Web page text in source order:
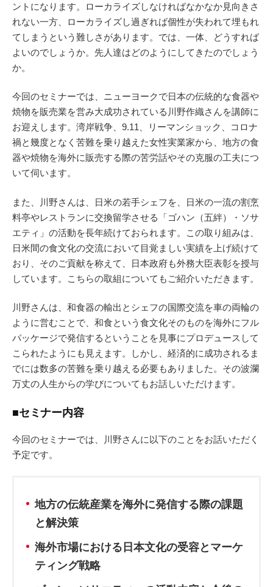
ントになります。ローカライズしなければなかなか見向きさ
れない一方、ローカライズし過ぎれば個性が失われて埋もれ
てしまうという難しさがあります。では、一体、どうすれば
よいのでしょうか。先人達はどのようにしてきたのでしょう
か。
今回のセミナーでは、ニューヨークで日本の伝統的な食器や
焼物を販売業を営み大成功されている川野作織さんを講師に
お迎えします。湾岸戦争、9.11、リーマンショック、コロナ
禍と幾度となく苦難を乗り越えた女性実業家から、地方の食
器や焼物を海外に販売する際の苦労話やその克服の工夫につ
いて伺います。
また、川野さんは、日米の若手シェフを、日米の一流の割烹
料亭やレストランに交換留学させる「ゴハン（五絆）・ソサ
エティ」の活動を長年続けておられます。この取り組みは、
日米間の食文化の交流において目覚ましい実績を上げ続けて
おり、そのご貢献を称えて、日本政府も外務大臣表彰を授与
しています。こちらの取組についてもご紹介いただきます。
川野さんは、和食器の輸出とシェフの国際交流を車の両輪の
ように営むことで、和食という食文化そのものを海外にフル
パッケージで発信するということを見事にプロデュースして
こられたようにも見えます。しかし、経済的に成功されるま
でには数多の苦難を乗り越える必要もありました。その波瀾
万丈の人生からの学びについてもお話しいただけます。
■セミナー内容
今回のセミナーでは、川野さんに以下のことをお話いただく
予定です。
地方の伝統産業を海外に発信する際の課題
と解決策
海外市場における日本文化の受容とマーケ
ティング戦略